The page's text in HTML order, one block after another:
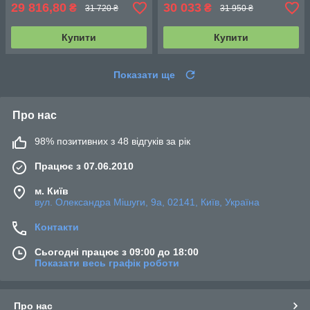
29 816,80 ₴ 31 720 ₴
Купити
30 033 ₴ 31 950 ₴
Купити
Показати ще
Про нас
98% позитивних з 48 відгуків за рік
Працює з 07.06.2010
м. Київ
вул. Олександра Мішуги, 9а, 02141, Київ, Україна
Контакти
Сьогодні працює з 09:00 до 18:00
Показати весь графік роботи
Про нас